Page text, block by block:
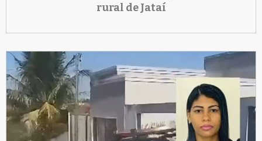
rural de Jataí